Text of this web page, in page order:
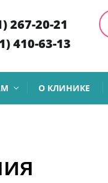
267-20-21
410-63-13
О КЛИНИКЕ